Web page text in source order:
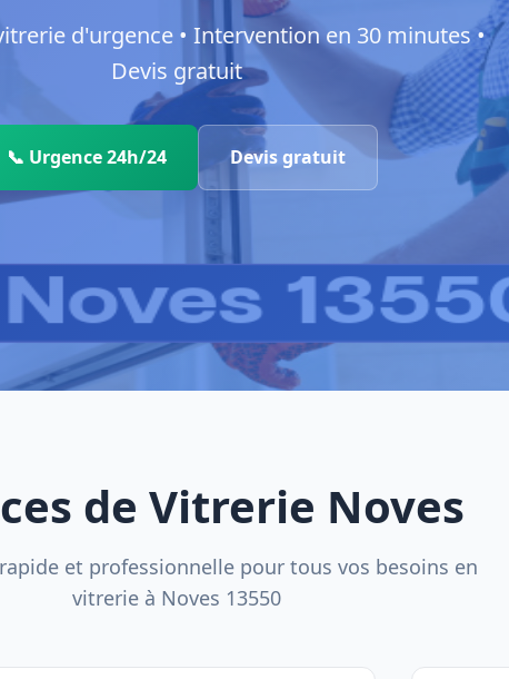
d'urgence • Intervention en 30 minutes •
Devis gratuit
📞 Urgence 24h/24 Devis gratuit
de Vitrerie Noves
et professionnelle pour tous vos besoins en
vitrerie à Noves 13550